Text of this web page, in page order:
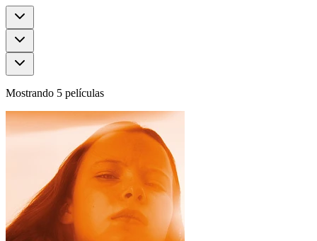
Mostrando 5 películas